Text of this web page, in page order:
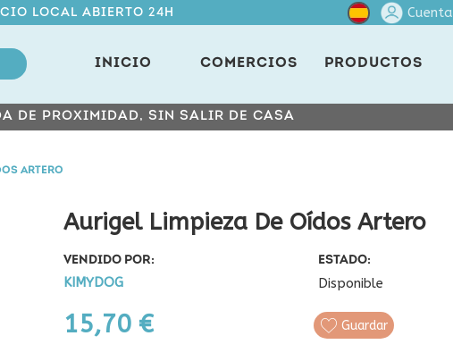
LOCAL ABIERTO 24H Cuenta
INICIO COMERCIOS PRODUCTOS
DE PROXIMIDAD, SIN SALIR DE CASA
ARTERO
Aurigel Limpieza De Oídos Artero
VENDIDO POR:
KIMYDOG
ESTADO:
Disponible
15,70 € Guardar